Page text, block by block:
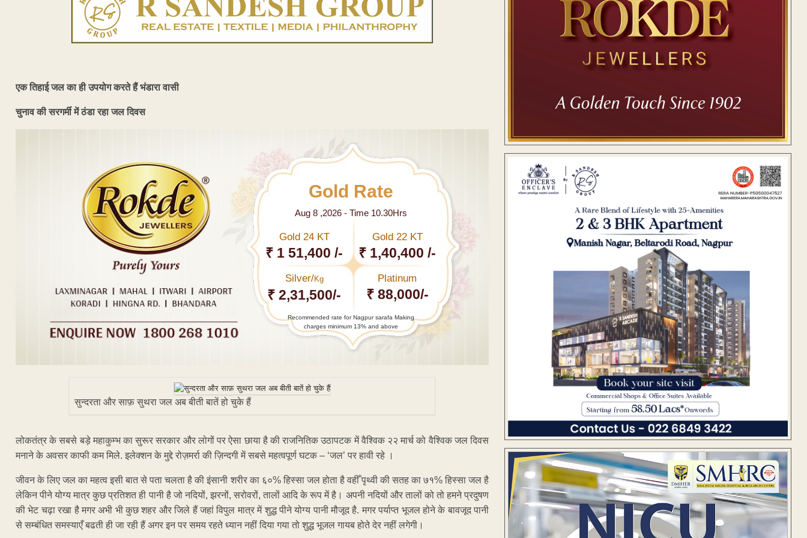
एक तिहाई जल का ही उपयोग करते हैं भंडारा वासी
चुनाव की सरगर्मी में ठंडा रहा जल दिवस
Gold Rate
Aug 8 ,2026 - Time 10.30Hrs
Gold 24 KT
₹ 1 51,400 /-
Gold 22 KT
₹ 1,40,400 /-
Silver/Kg
₹ 2,31,500/-
Platinum
₹ 88,000/-
Recommended rate for Nagpur sarafa Making
charges minimum 13% and above
सुन्दरता और साफ़ सुथरा जल अब बीती बातें हो चुके हैं
लोकतंत्र के सबसे बड़े महाकुम्भ का सुरूर सरकार और लोगों पर ऐसा छाया है की राजनितिक उठापटक में वैश्विक २२ मार्च को वैश्विक जल दिवस
मनाने के अवसर काफी कम मिले. इलेक्शन के मुद्दे रोज़मर्रा की ज़िन्दगी में सबसे महत्वपूर्ण घटक – ‘जल’ पर हावी रहे ।
जीवन के लिए जल का महत्व इसी बात से पता चलता है की इंसानी शरीर का ६०% हिस्सा जल होता है वहीँ पृथ्वी की सतह का ७१% हिस्सा जल है
लेकिन पीने योग्य मात्र कुछ प्रतिशत ही पानी है जो नदियों, झरनों, सरोवरों, तालों आदि के रूप में है। अपनी नदियों और तालों को तो हमने प्रदुषण
की भेट चढ़ा रखा है मगर अभी भी कुछ शहर और जिले हैं जहां विपुल मात्र में शुद्ध पीने योग्य पानी मौजूद है. मगर पर्याप्त भूजल होने के बावजूद पानी
से सम्बंधित समस्याएँ बढती ही जा रही हैं अगर इन पर समय रहते ध्यान नहीं दिया गया तो शुद्ध भूजल गायब होते देर नहीं लगेगी।